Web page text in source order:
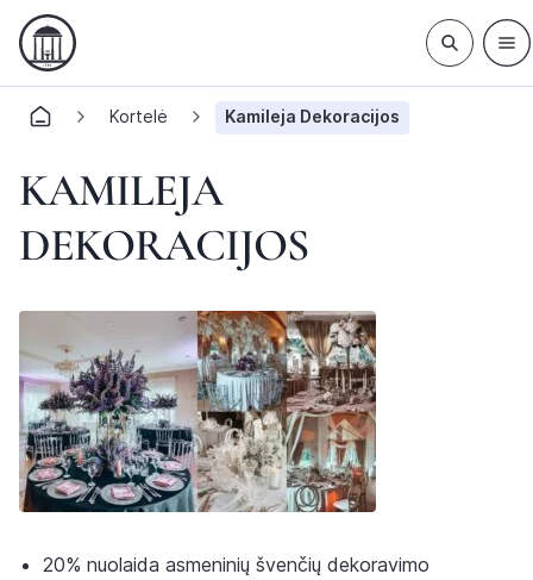
Kortelė Kamileja Dekoracijos
KAMILEJA
DEKORACIJOS
20% nuolaida asmeninių švenčių dekoravimo